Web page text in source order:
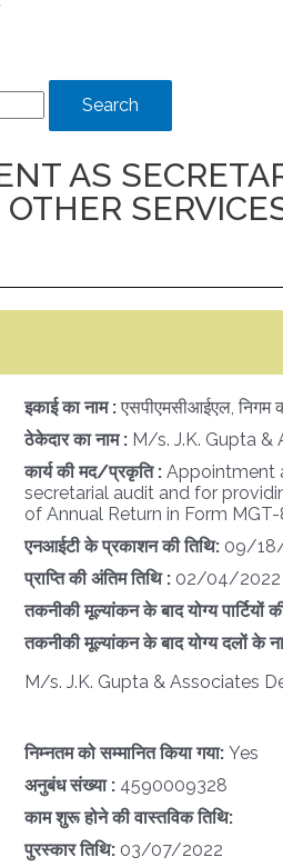
Search
AS
OTHER
इकाई का नाम : एसपीएमसीआईएल, निगम
ठेकेदार का नाम : M/s. J.K. Gupta &
कार्य की मद/प्रकृति : Appointment
secretarial audit and for
of Annual Return in Form
एनआईटी के प्रकाशन की तिथि: 09/
प्राप्ति की अंतिम तिथि : 02/04/2022
तकनीकी मूल्यांकन के बाद योग्य पार्टियों
तकनीकी मूल्यांकन के बाद योग्य दलों के
M/s. J.K. Gupta & Associates
निम्नतम को सम्मानित किया गया: Yes
अनुबंध संख्या : 4590009328
काम शुरू होने की वास्तविक तिथि:
पुरस्कार तिथि: 03/07/2022